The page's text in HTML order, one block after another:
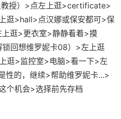
教授）>点左上逛>certificate>
逛>hall>点汉娜或保安都可>保
逛>更衣室>静静看着>摸
回想维罗妮卡08）>左上逛
逛>监控室>电脑>看一下>左
性的，继续>帮助维罗妮卡...>
个机会>选择前先存档